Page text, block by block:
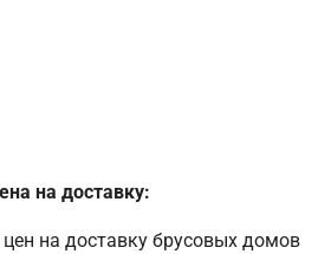
на доставку:
на доставку брусовых домов